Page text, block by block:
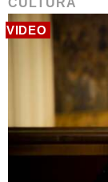
CULTURĂ
VIDEO